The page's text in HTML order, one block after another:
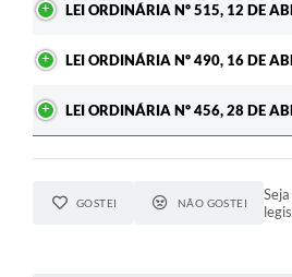
LEI ORDINÁRIA Nº 515, 12 DE
LEI ORDINÁRIA Nº 490, 16 DE
LEI ORDINÁRIA Nº 456, 28 DE
GOSTEI NÃO GOSTEI